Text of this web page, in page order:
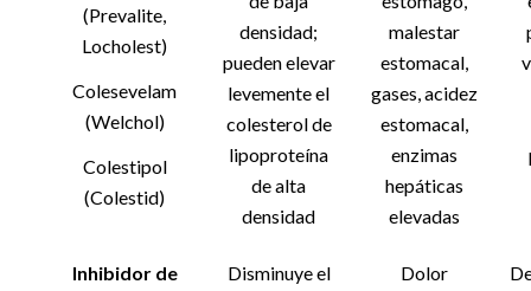
(Prevalite,
Locholest)
Colesevelam
(Welchol)
Colestipol
(Colestid)
densidad;
pueden elevar
levemente el
colesterol de
lipoproteína
de alta
densidad
malestar
estomacal,
gases, acidez
estomacal,
enzimas
hepáticas
elevadas
Inhibidor de
Disminuye el
Dolor